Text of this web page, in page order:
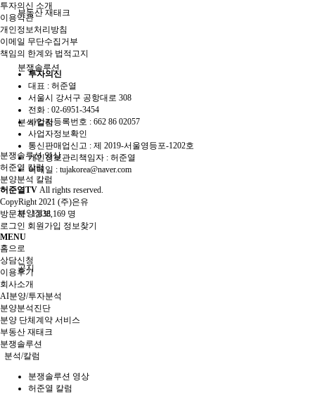
부동산 재태크
분쟁솔루션
분석/칼럼
분쟁솔루션 영상
허준열 칼럼
분양분석 칼럼
분양정보
공지
투자의신 소개
이용약관
개인정보처리방침
이메일 무단수집거부
책임의 한계와 법적고지
투자의신
대표 : 허준열
서울시 강서구 공항대로 308
전화 : 02-6951-3454
사업자등록번호 : 662 86 02057
사업자정보확인
통신판매업신고 : 제 2019-서울영등포-1202호
개인정보관리책임자 : 허준열
이메일 : tujakorea@naver.com
허준열TV All rights reserved.
CopyRight 2021 (주)은유
방문자 :1,838,169 명
로그인 회원가입 정보찾기
MENU
홈으로
상담신청
이용후기
회사소개
AI분양/투자분석
분양분석진단
분양 단체계약 서비스
부동산 재태크
분쟁솔루션
분석/칼럼
분쟁솔루션 영상
허준열 칼럼